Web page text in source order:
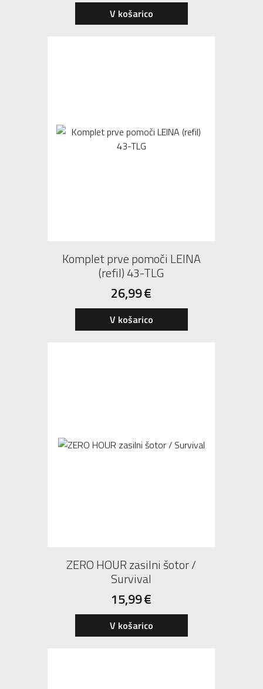
V košarico
Komplet prve pomoči LEINA
(refil) 43-TLG
26,99€
V košarico
ZERO HOUR zasilni šotor /
Survival
15,99€
V košarico